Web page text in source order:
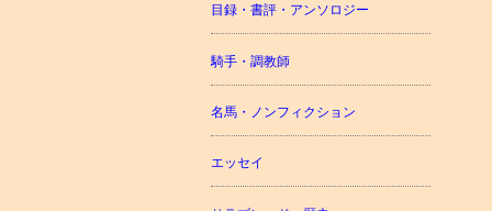
目録・書評・アンソロジー
騎手・調教師
名馬・ノンフィクション
エッセイ